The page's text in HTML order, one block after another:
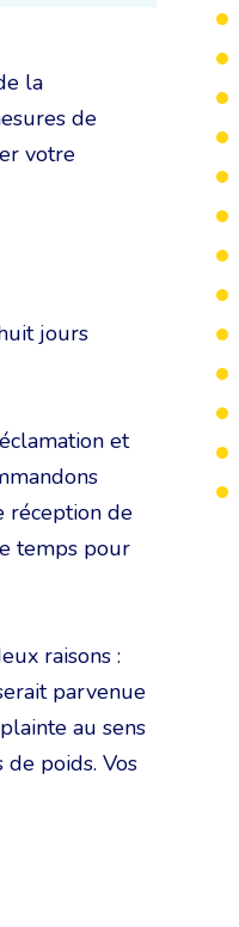
la
de
votre
jours
et
réception de
temps pour
raisons :
parvenue
au sens
poids. Vos